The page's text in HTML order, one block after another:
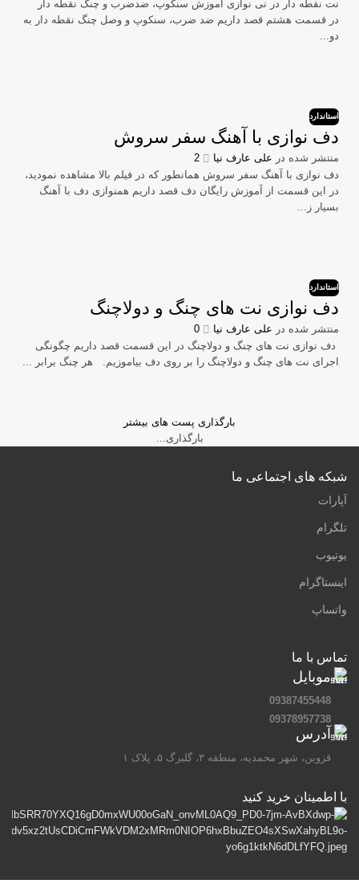
نت نقطه دار در نی نوازی آموزش سنکوپ، ضدضرب و چنگ نقطه دار
در قسمت هشتم قصد داریم ضد ضرب، سنکوپ و وصل چنگ نقطه دار به
دو...
استاندارد
دف نوازی با آهنگ سفر سروش
منتشر شده در علی عارف نیا
2
دف نوازی با آهنگ سفر سروش همانطور که در فیلم بالا مشاهده نمودید،
در این قسمت از آموزش رایگان دف قصد داریم همنوازی دف با آهنگ
بسیار ز...
استاندارد
دف نوازی نت های چنگ و دولاچنگ
منتشر شده در علی عارف نیا
0
دف نوازی نت های چنگ و دولاچنگ در این قسمت قصد داریم چگونگی
اجرای نت های چنگ و دولاچنگ را بر روی دف بیاموزیم. هر چنگ برابر ...
بارگذاری پست های بیشتر
بارگذاری...
شبکه های اجتماعی ما
آپارات
تلگرام
یوتیوب
اینستاگرام
واتساپ
تماس با ما
موبایل
09387455448
09378957738
آدرس
قزوین، شهر محمدیه، منطقه ۳، گلبرگ ۵، پلاک ۱
با اطمینان خرید کنید